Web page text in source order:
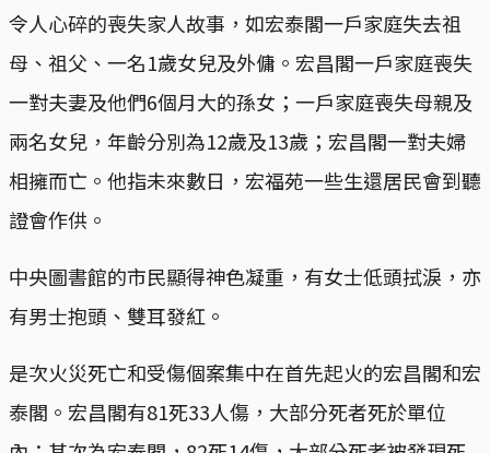
令人心碎的喪失家人故事，如宏泰閣一戶家庭失去祖
母、祖父、一名1歲女兒及外傭。宏昌閣一戶家庭喪失
一對夫妻及他們6個月大的孫女；一戶家庭喪失母親及
兩名女兒，年齡分別為12歲及13歲；宏昌閣一對夫婦
相擁而亡。他指未來數日，宏福苑一些生還居民會到聽
證會作供。
中央圖書館的市民顯得神色凝重，有女士低頭拭淚，亦
有男士抱頭、雙耳發紅。
是次火災死亡和受傷個案集中在首先起火的宏昌閣和宏
泰閣。宏昌閣有81死33人傷，大部分死者死於單位